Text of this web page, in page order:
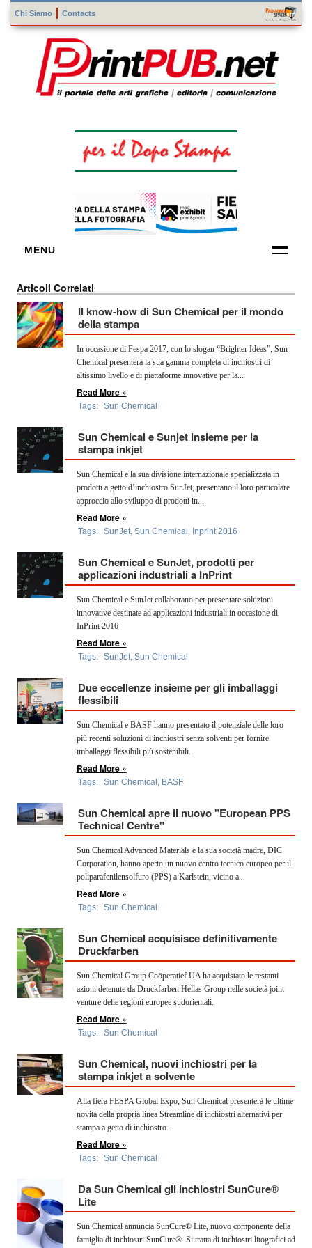
Chi Siamo Contacts
MENU
OPERATORI
ENTI E
ASSOCIAZIONI
VIDEO
Articoli Correlati
Il know-how di Sun Chemical per il mondo
della stampa
In occasione di Fespa 2017, con lo slogan “Brighter Ideas”, Sun
Chemical presenterà la sua gamma completa di inchiostri di
altissimo livello e di piattaforme innovative per la...
Read More »
Tags: Sun Chemical
Sun Chemical e Sunjet insieme per la
stampa inkjet
Sun Chemical e la sua divisione internazionale specializzata in
prodotti a getto d’inchiostro SunJet, presentano il loro particolare
approccio allo sviluppo di prodotti in...
Read More »
Tags: SunJet, Sun Chemical Inprint 2016
Sun Chemical e SunJet, prodotti per
applicazioni industriali a InPrint
Sun Chemical e SunJet collaborano per presentare soluzioni
innovative destinate ad applicazioni industriali in occasione di
InPrint 2016
Read More »
Tags: SunJet, Sun Chemical
Due eccellenze insieme per gli imballaggi
flessibili
Sun Chemical e BASF hanno presentato il potenziale delle loro
più recenti soluzioni di inchiostri senza solventi per fornire
imballaggi flessibili più sostenibili.
Read More »
Tags: Sun Chemical BASF
Sun Chemical apre il nuovo "European PPS
Technical Centre"
Sun Chemical Advanced Materials e la sua società madre, DIC
Corporation, hanno aperto un nuovo centro tecnico europeo per il
poliparafenilensolfuro (PPS) a Karlstein, vicino a...
Read More »
Tags: Sun Chemical
Sun Chemical acquisisce definitivamente
Druckfarben
Sun Chemical Group Coöperatief UA ha acquistato le restanti
azioni detenute da Druckfarben Hellas Group nelle società joint
venture delle regioni europee sudorientali.
Read More »
Tags: Sun Chemical
Sun Chemical, nuovi inchiostri per la
stampa inkjet a solvente
Alla fiera FESPA Global Expo, Sun Chemical presenterà le ultime
novità della propria linea Streamline di inchiostri alternativi per
stampa a getto di inchiostro.
Read More »
Tags: Sun Chemical
Da Sun Chemical gli inchiostri SunCure®
Lite
Sun Chemical annuncia SunCure® Lite, nuovo componente della
famiglia di inchiostri SunCure®. Si tratta di inchiostri litografici ad